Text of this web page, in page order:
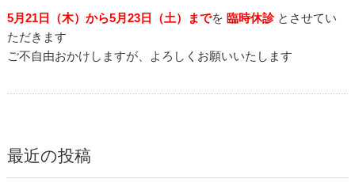
5月21日（木）から5月23日（土）までを 臨時休診 とさせてい
ただきます
ご不自由おかけしますが、よろしくお願いいたします
最近の投稿